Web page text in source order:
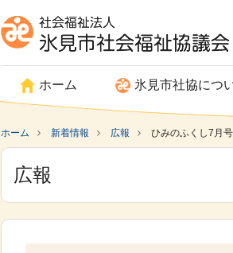
ホーム 氷見市社協につ
ホーム 新着情報 広報 ひみのふくし7月号
広報